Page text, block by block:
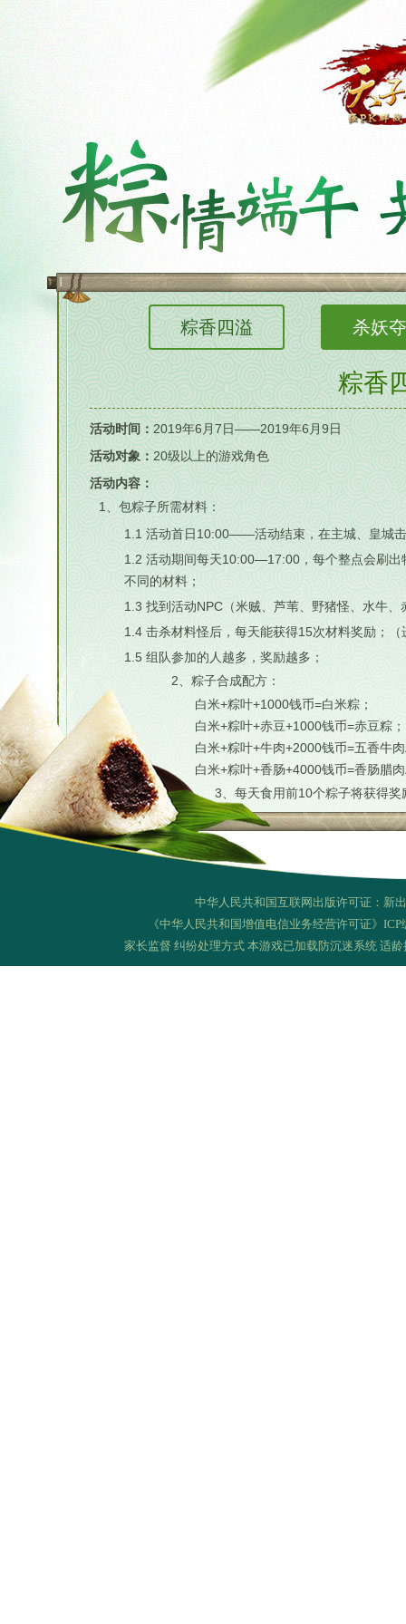
粽香四溢 杀妖
粽香
活动时间： 2019年6月7日——2019年6月9日
活动对象： 20级以上的游戏角色
活动内容：
1、包粽子所需材料：
1.1 活动首日10:00——活动结束，在主城、皇城
1.2 活动期间每天10:00—17:00，每个整点会刷
不同的材料；
1.3 找到活动NPC（米贼、芦苇、野猪怪、水牛
1.4 击杀材料怪后，每天能获得15次材料奖励；
1.5 组队参加的人越多，奖励越多；
2、粽子合成配方：
白米+粽叶+1000钱币=白米粽；
白米+粽叶+赤豆+1000钱币=赤豆粽；
白米+粽叶+牛肉+2000钱币=五香牛
白米+粽叶+香肠+4000钱币=香肠腊
3、每天食用前10个粽子将获得
中华人民共和国互联网出版许可证：新
《中华人民共和国增值电信业务经营许可证》ICP
家长监督 纠纷处理方式 本游戏已加载防沉迷系统 适